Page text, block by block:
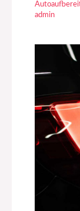
admin